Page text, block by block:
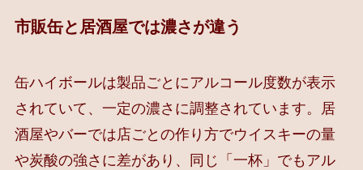
市販缶と居酒屋では濃さが違う
缶ハイボールは製品ごとにアルコール度数が表示
されていて、一定の濃さに調整されています。居
酒屋やバーでは店ごとの作り方でウイスキーの量
や炭酸の強さに差があり、同じ「一杯」でもアル